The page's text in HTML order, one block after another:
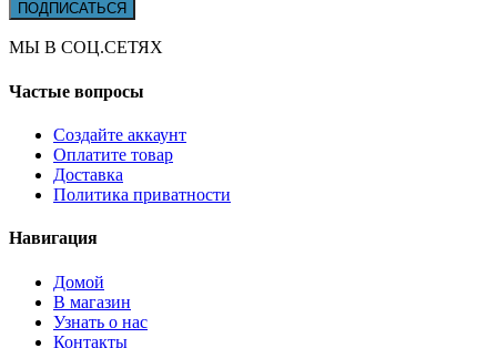
МЫ В СОЦ.СЕТЯХ
Частые вопросы
Создайте аккаунт
Оплатите товар
Доставка
Политика приватности
Навигация
Домой
В магазин
Узнать о нас
Контакты